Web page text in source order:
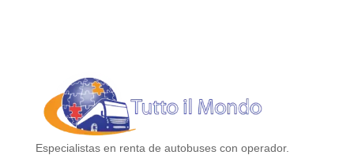
Especialistas en renta de autobuses con operador.